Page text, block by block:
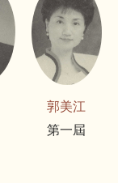
郭美江
第一屆